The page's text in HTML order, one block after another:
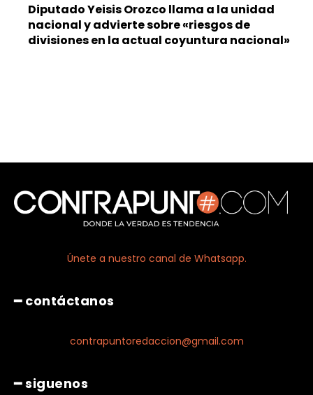
Diputado Yeisis Orozco llama a la unidad
nacional y advierte sobre «riesgos de
divisiones en la actual coyuntura nacional»
Únete a nuestro canal de Whatsapp.
━ contáctanos
contrapuntoredaccion@gmail.com
━ siguenos